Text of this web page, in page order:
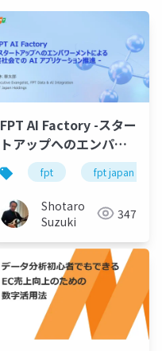
FPT AI Factory -スター
トアップへのエンパワ
ーメントによる実社会
での AI アプリケーショ
ン推進 -
fpt fpt japan
Shotaro
Suzuki
347